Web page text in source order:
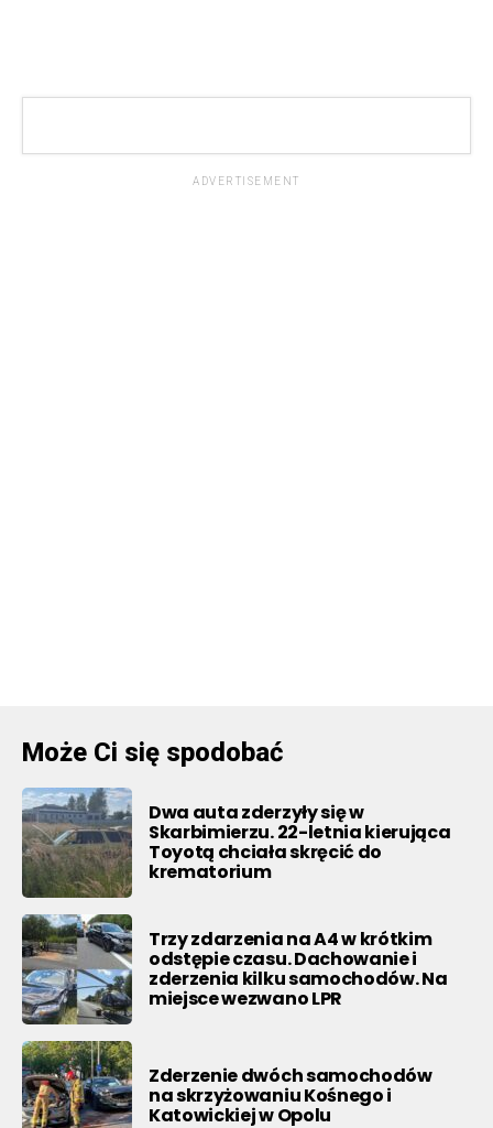
ADVERTISEMENT
Może Ci się spodobać
Dwa auta zderzyły się w
Skarbimierzu. 22-letnia kierująca
Toyotą chciała skręcić do
krematorium
Trzy zdarzenia na A4 w krótkim
odstępie czasu. Dachowanie i
zderzenia kilku samochodów. Na
miejsce wezwano LPR
Zderzenie dwóch samochodów
na skrzyżowaniu Kośnego i
Katowickiej w Opolu